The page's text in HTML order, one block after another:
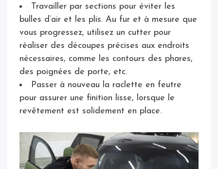
Travailler par sections pour éviter les
bulles d’air et les plis. Au fur et à mesure que
vous progressez, utilisez un cutter pour
réaliser des découpes précises aux endroits
nécessaires, comme les contours des phares,
des poignées de porte, etc.
Passer à nouveau la raclette en feutre
pour assurer une finition lisse, lorsque le
revêtement est solidement en place.